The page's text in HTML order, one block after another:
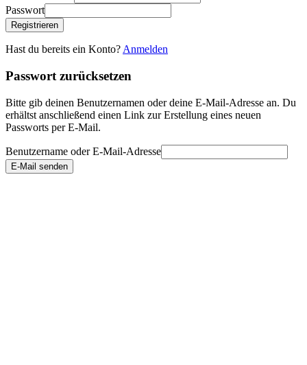
Passwort
Registrieren
Hast du bereits ein Konto?Anmelden
Passwort zurücksetzen
Bitte gib deinen Benutzernamen oder deine E-Mail-Adresse an. Du
erhältst anschließend einen Link zur Erstellung eines neuen
Passworts per E-Mail.
Benutzername oder E-Mail-Adresse
E-Mail senden